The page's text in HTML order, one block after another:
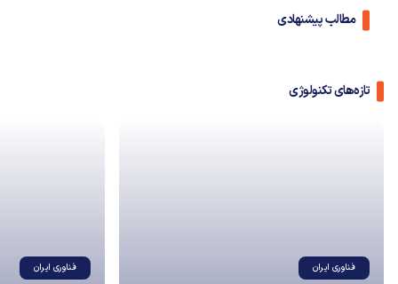
مطالب پیشنهادی
تازه‌های تکنولوژی
فناوری ایران فناوری ایران